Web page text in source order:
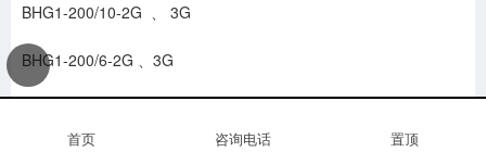
BHG1-200/10-2G 、 3G
BHG1-200/6-2G 、3G
首页 咨询电话 置顶